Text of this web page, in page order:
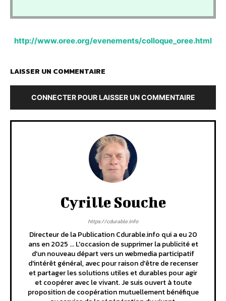
http://www.oree.org/evenements/colloque_oree.html
LAISSER UN COMMENTAIRE
CONNECTER POUR LAISSER UN COMMENTAIRE
Cyrille Souche
https://cdurable.info
Directeur de la Publication Cdurable.info qui a eu 20
ans en 2025 ... L'occasion de supprimer la publicité et
d'un nouveau départ vers un webmedia participatif
d'intérêt général, avec pour raison d'être de recenser
et partager les solutions utiles et durables pour agir
et coopérer avec le vivant. Je suis ouvert à toute
proposition de coopération mutuellement bénéfique